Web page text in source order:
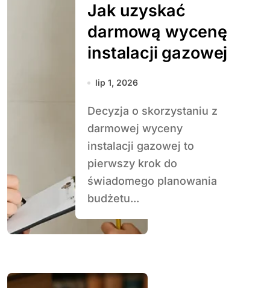
Jak uzyskać
darmową wycenę
instalacji gazowej
lip 1, 2026
Decyzja o skorzystaniu z
darmowej wyceny
instalacji gazowej to
pierwszy krok do
świadomego planowania
budżetu...